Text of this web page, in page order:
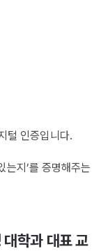
털 인증입니다.
는지’를 증명해주는
학과 대표 교